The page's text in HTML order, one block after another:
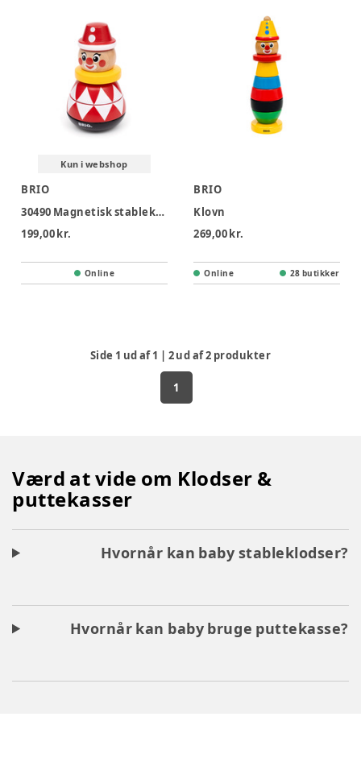
Kun i webshop
BRIO
30490 Magnetisk stableklovn
199,00 kr.
Online
BRIO
Klovn
269,00 kr.
Online 28 butikker
Side 1 ud af1 | 2ud af2 produkter
1
Værd at vide om Klodser &
puttekasser
Hvornår kan baby stableklodser?
Hvornår kan baby bruge puttekasse?